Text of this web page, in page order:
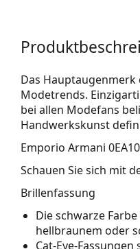
Das
Modetrends.
bei allen Modefans
Handwerkskunst
Emporio Armani
Schauen Sie sich mit
Brillenfassung
Die schwarze
hellbraunem oder
Cat-Eye-